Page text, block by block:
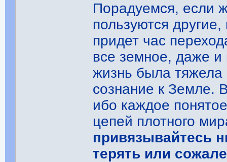
Порадуемся, если
пользуются
придет час
все земное, даже и
жизнь была тяжела
сознание к Земле.
ибо каждое
цепей плотного
привязывайтесь
терять или